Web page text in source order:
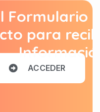
Formulario
para
ACCEDER